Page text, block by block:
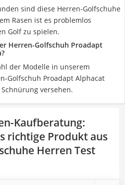
sind diese Herren-Golfschuhe
Rasen ist es problemlos
Golf zu spielen.
Herren-Golfschuh Proadapt
der Modelle in unserem
Golfschuh Proadapt Alphacat
versehen.
Kaufberatung:
richtige Produkt aus
Herren Test